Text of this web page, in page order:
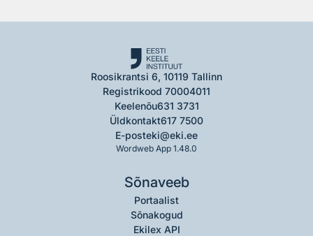
Roosikrantsi 6, 10119 Tallinn
Registrikood 70004011
Keelenõu631 3731
Üldkontakt617 7500
E-posteki@eki.ee
Wordweb App 1.48.0
Sõnaveeb
Portaalist
Sõnakogud
Ekilex API